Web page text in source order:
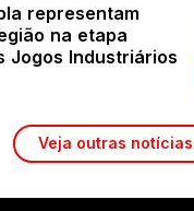
representam
na etapa
Jogos Industriários
Veja outras notícias